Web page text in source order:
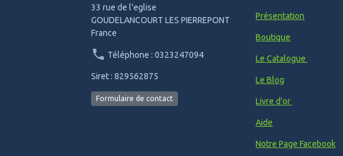
33 rue de l'eglise
GOUDELANCOURT LES PIERREPONT
France
Téléphone : 0323247094
Siret : 829562875
Formulaire de contact
Présentation
Boutique
Le Catalogue
Le Blog
Livre d'or
Aide
Notre Page Facebook